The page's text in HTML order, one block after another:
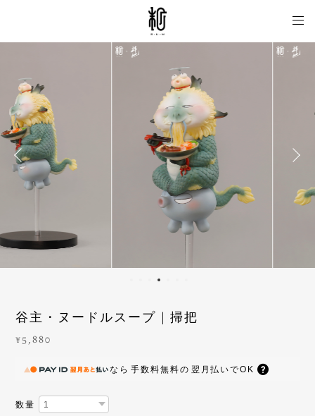
谷主・ヌードルスープ | 掃把
¥5,880
なら 手数料無料の 翌月払いでOK
数量